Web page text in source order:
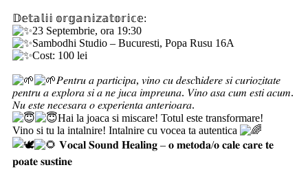
𝔻𝕖𝕥𝕒𝕝𝕚𝕚 𝕠𝕣𝕘𝕒𝕟𝕚𝕫𝕒𝕥𝕠𝕣𝕚𝕔𝕖:
23 Septembrie, ora 19:30
Sambodhi Studio – Bucuresti, Popa Rusu 16A
Cost: 100 lei
𝑃𝑒𝑛𝑡𝑟𝑢 𝑎 𝑝𝑎𝑟𝑡𝑖𝑐𝑖𝑝𝑎, 𝑣𝑖𝑛𝑜 𝑐𝑢 𝑑𝑒𝑠𝑐h𝑖𝑑𝑒𝑟𝑒 𝑠𝑖 𝑐𝑢𝑟𝑖𝑜𝑧𝑖𝑡𝑎𝑡𝑒
𝑝𝑒𝑛𝑡𝑟𝑢 𝑎 𝑒𝑥𝑝𝑙𝑜𝑟𝑎 𝑠𝑖 𝑎 𝑛𝑒 𝑗𝑢𝑐𝑎 𝑖𝑚𝑝𝑟𝑒𝑢𝑛𝑎. 𝑉𝑖𝑛𝑜 𝑎𝑠𝑎 𝑐𝑢𝑚 𝑒𝑠𝑡𝑖 𝑎𝑐𝑢𝑚.
𝑁𝑢 𝑒𝑠𝑡𝑒 𝑛𝑒𝑐𝑒𝑠𝑎𝑟𝑎 𝑜 𝑒𝑥𝑝𝑒𝑟𝑖𝑒𝑛𝑡𝑎 𝑎𝑛𝑡𝑒𝑟𝑖𝑜𝑎𝑟𝑎.
Hai la joaca si miscare! Totul este transformare!
Vino si tu la intalnire! Intalnire cu vocea ta autentica
𝐕𝐨𝐜𝐚𝐥 𝐒𝐨𝐮𝐧𝐝 𝐇𝐞𝐚𝐥𝐢𝐧𝐠 – 𝐨 𝐦𝐞𝐭𝐨𝐝𝐚/𝐨 𝐜𝐚𝐥𝐞 𝐜𝐚𝐫𝐞 𝐭𝐞
𝐩𝐨𝐚𝐭𝐞 𝐬𝐮𝐬𝐭𝐢𝐧𝐞